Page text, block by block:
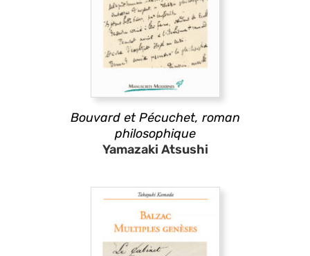
Bouvard et Pécuchet, roman
philosophique
Yamazaki Atsushi